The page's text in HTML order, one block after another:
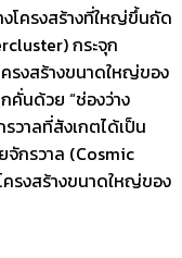
โครงสร้างที่ใหญ่ขึ้นถัด
กระจุก
รงสร้างขนาดใหญ่ของ
คั่นด้วย “ช่องว่าง
วาลที่สังเกตได้เป็น
จักรวาล (Cosmic
รงสร้างขนาดใหญ่ของ